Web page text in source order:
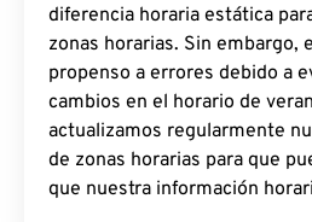
diferencia horaria estática
zonas horarias. Sin embargo,
propenso a errores debido a
cambios en el horario de
actualizamos regularmente
de zonas horarias para que
que nuestra información